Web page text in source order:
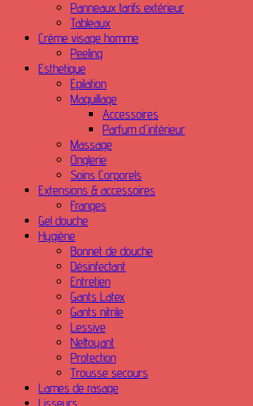
Panneaux tarifs extérieur
Tableaux
Crème visage homme
Peeling
Esthetique
Epilation
Maquillage
Accessoires
Parfum d'intérieur
Massage
Onglerie
Soins Corporels
Extensions & accessoires
Franges
Gel douche
Hygiène
Bonnet de douche
Désinfectant
Entretien
Gants Latex
Gants nitrile
Lessive
Nettoyant
Protection
Trousse secours
Lames de rasage